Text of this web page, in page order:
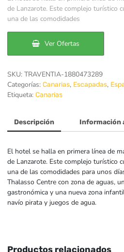
original
era:
170€.
actual
es:
121€.
de Lanzarote. Este complejo turístico
una de las comodidades
Ver Ofertas
SKU: TRAVENTIA-1880473289
Categorías: Canarias, Escapadas,
Etiqueta: Canarias
Descripción Información
El hotel se halla en primera línea de
de Lanzarote. Este complejo turístico
una de las comodidades para unos
Thalasso Centre con zona de aguas,
gastronómica y una nueva zona
navío pirata y juegos de agua.
Productos relacionados